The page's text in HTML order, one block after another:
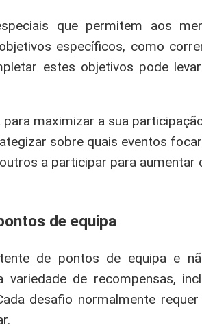
que permitem aos
específicos, como
estes objetivos pode
maximizar a sua
sobre quais eventos
a participar para aumentar
de equipa
de pontos de equipa e
de recompensas,
desafio normalmente